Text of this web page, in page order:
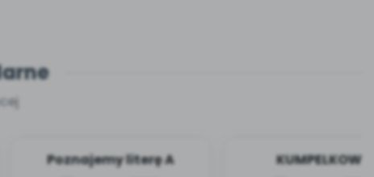
Poznajemy literę A KUMPELKOWO